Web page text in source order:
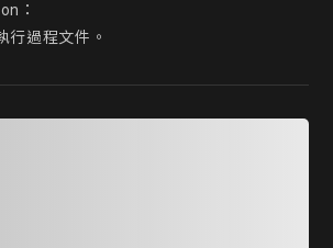
：
⾏過程文件。